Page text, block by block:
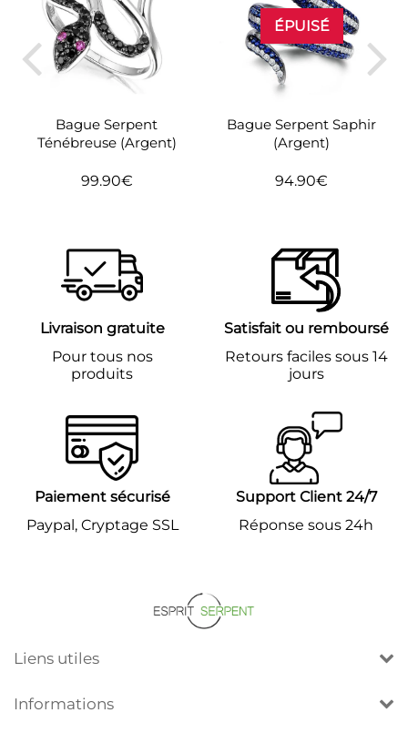
Bague Serpent
Ténébreuse (Argent)
Prix
99.90€
ÉPUISÉ
Bague Serpent Saphir
(Argent)
Prix
94.90€
Livraison gratuite
Pour tous nos
produits
Satisfait ou remboursé
Retours faciles sous 14
jours
Paiement sécurisé
Paypal, Cryptage SSL
Support Client 24/7
Réponse sous 24h
Liens utiles
Informations